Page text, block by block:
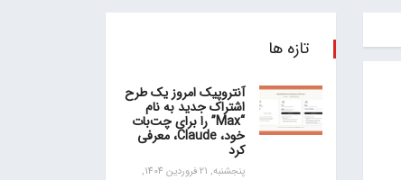
تازه ها
آنتروپیک امروز یک طرح
اشتراک جدید به نام
“Max” را برای چت‌بات
خود، Claude، معرفی
کرد
پنجشنبه, 21 فروردین 1404,